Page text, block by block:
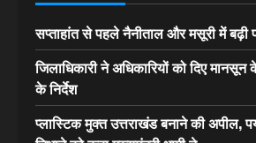
सप्ताहांत से पहले नैनीताल और मसूरी में बढ़ी
जिलाधिकारी ने अधिकारियों को दिए मानसून
के निर्देश
प्लास्टिक मुक्त उत्तराखंड बनाने की अपील,